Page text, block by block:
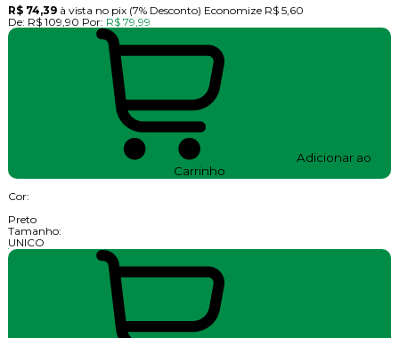
R$ 74,39 à vista no pix (7% Desconto) Economize R$ 5,60
De: R$ 109,90 Por: R$ 79,99
Adicionar ao
Carrinho
Cor:
Preto
Tamanho:
UNICO